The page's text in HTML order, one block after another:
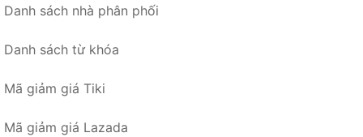
Danh sách nhà phân phối
Danh sách từ khóa
Mã giảm giá Tiki
Mã giảm giá Lazada